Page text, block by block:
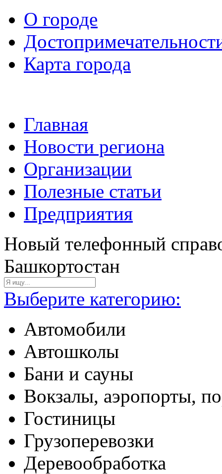
О городе
Карта города
Главная
Новости региона
Организации
Полезные статьи
Предприятия
Новый телефонный
Башкортостан
Выберите категорию:
Автомобили
Автошколы
Бани и сауны
Вокзалы, аэропорты,
Гостиницы
Грузоперевозки
Деревообработка